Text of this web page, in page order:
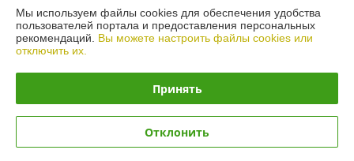
Информация для покупателя
Юридическое лицо:ЧТУП "АрмандСервис"
225406 Брестская область, г. Барановичи, ул. Пионерская 87 офис 3
Регистрационный номер ЕГР: 291485326
Регистрационный орган: Барановичский горисполком
Дата регистрации компании: 05.06.2017
Мы используем файлы cookies для обеспечения удобства
пользователей портала и предоставления персональных
рекомендаций. Вы можете настроить файлы cookies или
отключить их.
Принять
Отклонить